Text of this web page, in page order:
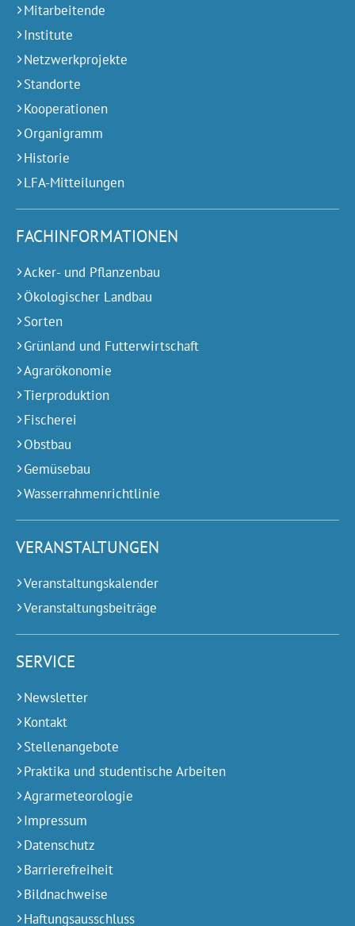
Mitarbeitende
Institute
Netzwerkprojekte
Standorte
Kooperationen
Organigramm
Historie
LFA-Mitteilungen
FACHINFORMATIONEN
Acker- und Pflanzenbau
Ökologischer Landbau
Sorten
Grünland und Futterwirtschaft
Agrarökonomie
Tierproduktion
Fischerei
Obstbau
Gemüsebau
Wasserrahmenrichtlinie
VERANSTALTUNGEN
Veranstaltungskalender
Veranstaltungsbeiträge
SERVICE
Newsletter
Kontakt
Stellenangebote
Praktika und studentische Arbeiten
Agrarmeteorologie
Impressum
Datenschutz
Barrierefreiheit
Bildnachweise
Haftungsausschluss